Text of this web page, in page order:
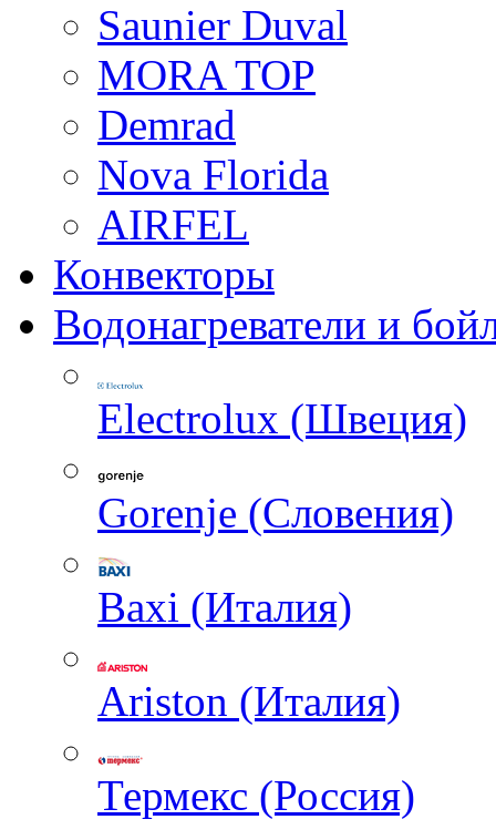
Saunier Duval
MORA TOP
Demrad
Nova Florida
AIRFEL
Конвекторы
Водонагреватели и
Electrolux (Швеция)
Gorenje (Словения)
Baxi (Италия)
Ariston (Италия)
Термекс (Россия)